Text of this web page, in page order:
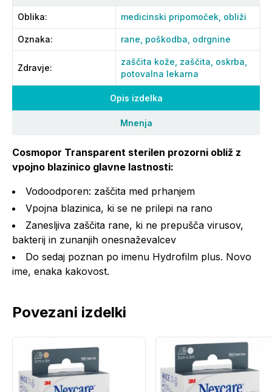
Opis izdelka
Mnenja
Cosmopor Transparent sterilen prozorni obliž z
vpojno blazinico glavne lastnosti:
Vodoodporen: zaščita med prhanjem
Vpojna blazinica, ki se ne prilepi na rano
Zanesljiva zaščita rane, ki ne prepušča virusov,
bakterij in zunanjih onesnaževalcev
Do sedaj poznan po imenu Hydrofilm plus. Novo
ime, enaka kakovost.
Oblika: medicinski pripomoček, obliži
Oznaka: rane, poškodba, odrgnine
Zdravje:
zaščita kože, zaščita, oskrba,
potovalna lekarna
Povezani izdelki